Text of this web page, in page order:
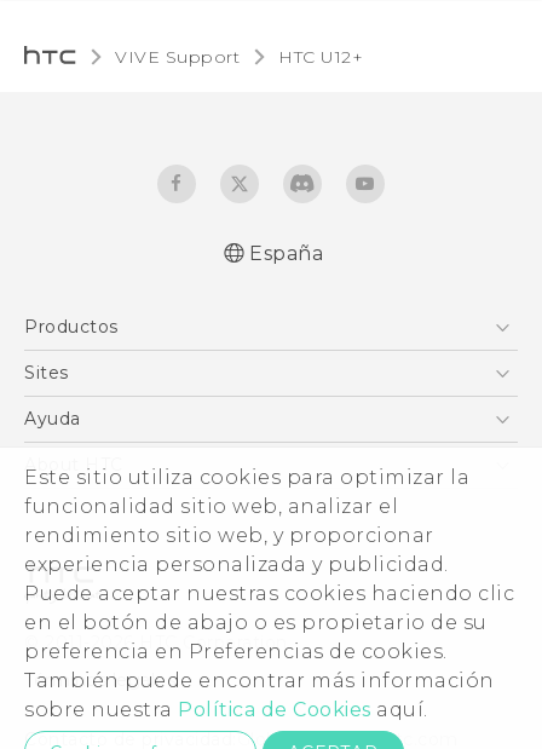
Este sitio utiliza cookies para optimizar la
funcionalidad sitio web, analizar el
rendimiento sitio web, y proporcionar
experiencia personalizada y publicidad.
Puede aceptar nuestras cookies haciendo clic
en el botón de abajo o es propietario de su
preferencia en Preferencias de cookies.
También puede encontrar más información
sobre nuestra Política de Cookies aquí.
VIVE Support HTC U12+‎
España
Productos
Smartphones
VIVE
Accesorios
Sites
HTC Vive
Inicio
Ayuda
eCommerce Support
About HTC
ESG
Información corporativa
Inversores (inglés)
Cookie Preferences
Trabaja con nosotros
Security and Privacy Whitepaper
© 2011-2026 HTC Corporation
Términos legales
Contacto de privacidad:Global-Privacy@htc.com